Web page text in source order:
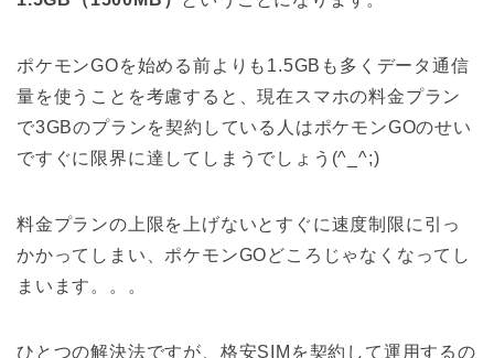
ポケモンGOを始める前よりも1.5GBも多くデータ通信
量を使うことを考慮すると、現在スマホの料金プラン
で3GBのプランを契約している人はポケモンGOのせい
ですぐに限界に達してしまうでしょう(^_^;)
料金プランの上限を上げないとすぐに速度制限に引っ
かかってしまい、ポケモンGOどころじゃなくなってし
まいます。。。
ひとつの解決法ですが、格安SIMを契約して運用するの